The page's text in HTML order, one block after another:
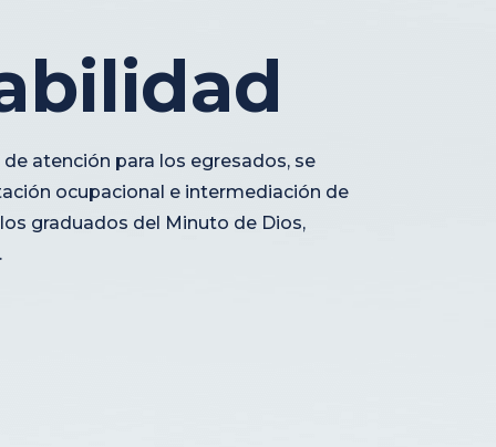
atención para los egresados, se
ocupacional e intermediación de
graduados del Minuto de Dios,